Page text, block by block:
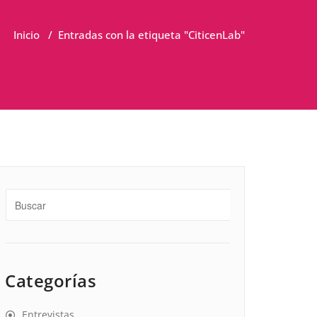
Inicio / Entradas con la etiqueta "CiticenLab"
Categorías